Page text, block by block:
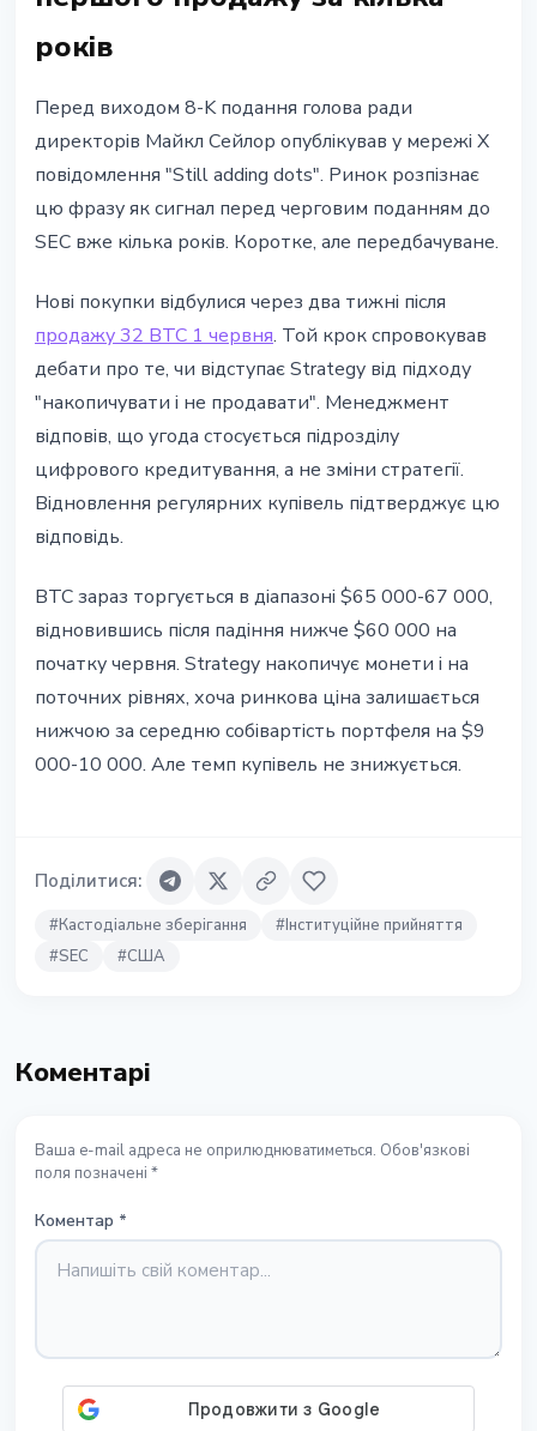
років
Перед виходом 8-K подання голова ради
директорів Майкл Сейлор опублікував у мережі X
повідомлення "Still adding dots". Ринок розпізнає
цю фразу як сигнал перед черговим поданням до
SEC вже кілька років. Коротке, але передбачуване.
Нові покупки відбулися через два тижні після
продажу 32 BTC 1 червня. Той крок спровокував
дебати про те, чи відступає Strategy від підходу
"накопичувати і не продавати". Менеджмент
відповів, що угода стосується підрозділу
цифрового кредитування, а не зміни стратегії.
Відновлення регулярних купівель підтверджує цю
відповідь.
BTC зараз торгується в діапазоні $65 000-67 000,
відновившись після падіння нижче $60 000 на
початку червня. Strategy накопичує монети і на
поточних рівнях, хоча ринкова ціна залишається
нижчою за середню собівартість портфеля на $9
000-10 000. Але темп купівель не знижується.
Поділитися:
#Кастодіальне зберігання #Інституційне прийняття
#SEC #США
Коментарі
Ваша e-mail адреса не оприлюднюватиметься. Обов'язкові
поля позначені *
Коментар *